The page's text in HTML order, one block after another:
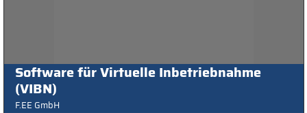
Software für Virtuelle Inbetriebnahme
(VIBN)
F.EE GmbH